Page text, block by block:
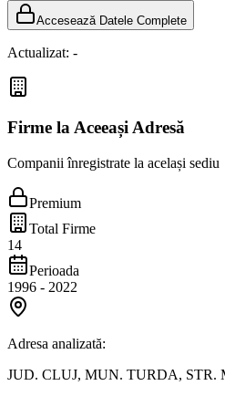
Accesează Datele Complete
Actualizat: -
Firme la Aceeași Adresă
Companii înregistrate la același sediu
Premium
Total Firme
14
Perioada
1996 - 2022
Adresa analizată:
JUD. CLUJ, MUN. TURDA, STR.